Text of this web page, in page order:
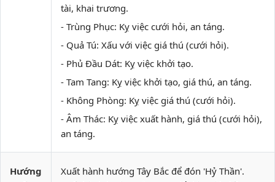
tài, khai trương.
- Trùng Phục: Kỵ việc cưới hỏi, an táng.
- Quả Tú: Xấu với việc giá thú (cưới hỏi).
- Phủ Đầu Dát: Kỵ việc khởi tạo.
- Tam Tang: Kỵ việc khởi tạo, giá thú, an táng.
- Không Phòng: Kỵ việc giá thú (cưới hỏi).
- Âm Thác: Kỵ việc xuất hành, giá thú (cưới hỏi),
an táng.
Hướng
Xuất hành hướng Tây Bắc để đón 'Hỷ Thần'.